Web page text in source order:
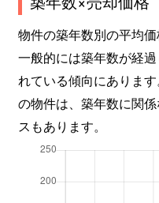
物件の築年数別の平均価
一般的には築年数が経
れている傾向にありま
の物件は、築年数に関
スもあります。